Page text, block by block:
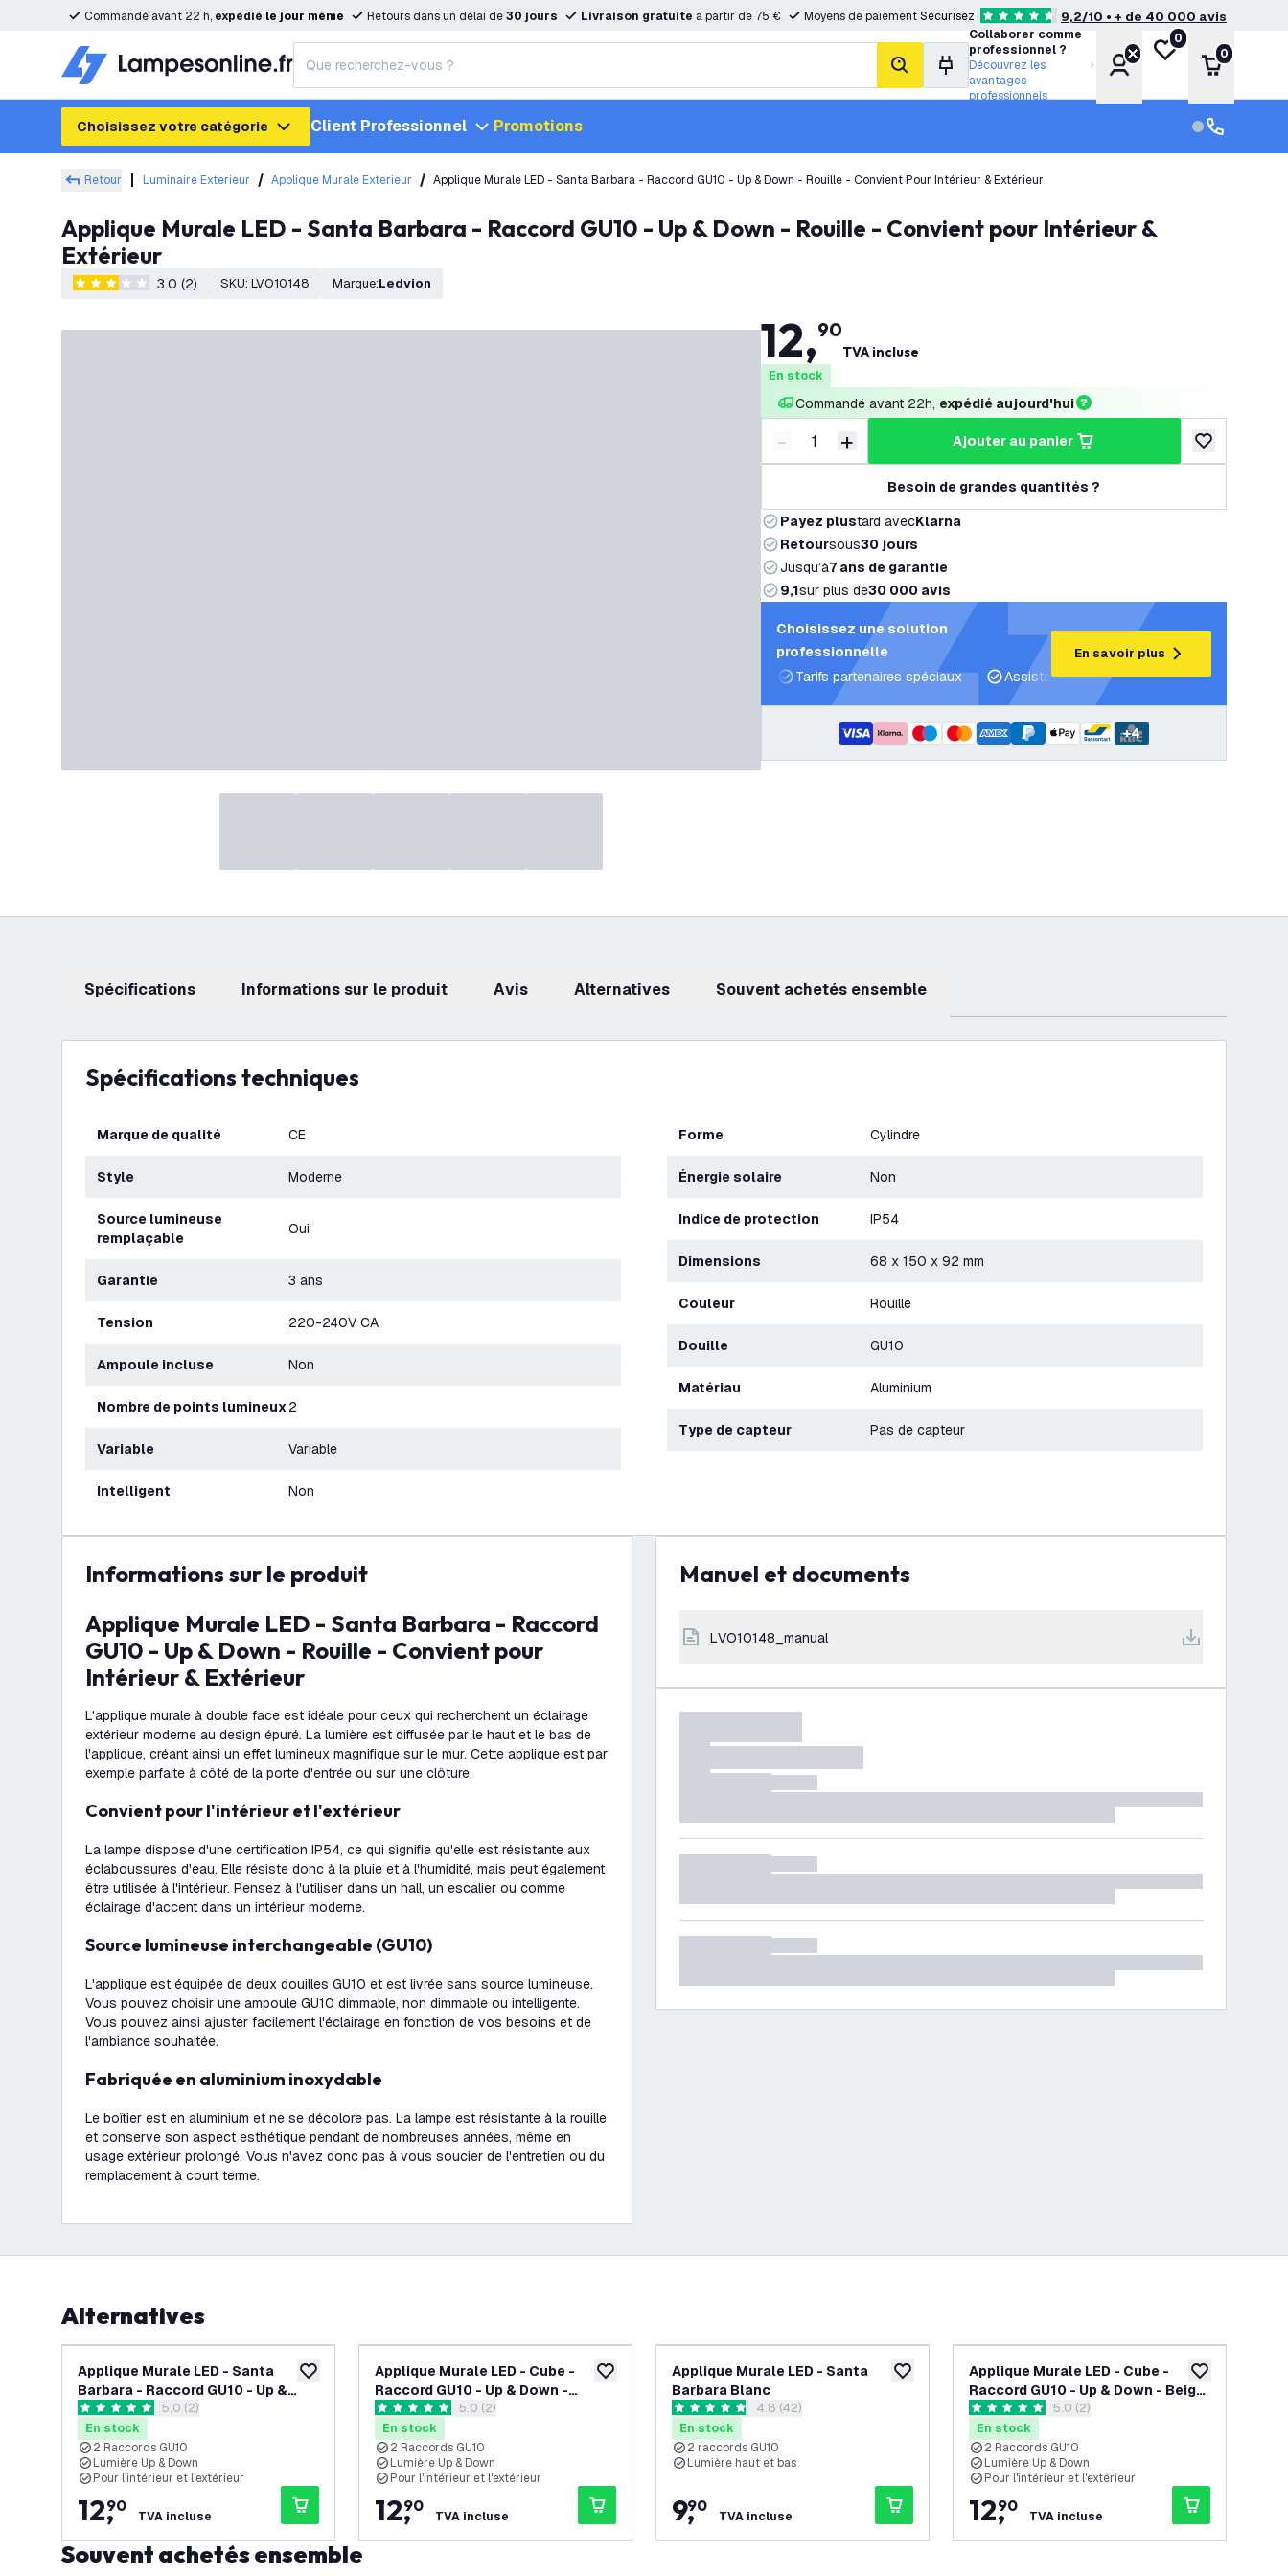
Commandé avant 22 h, expédié le jour même Retours dans un délai de30 jours Livraison gratuite à partir de 75 € Moyens de paiementSécurisez 4.6 étoiles de notation9,2/10 • + de 40 000 avis
rechercher
Collaborer comme
professionnel ?
Découvrez les
avantages
professionnels
Compte
Ma liste de
0
Panier
0
Choisissez votre catégorie Client Professionnel Promotions Service
Service client
Retour Luminaire Exterieur Applique Murale Exterieur Applique Murale LED - Santa Barbara - Raccord GU10 - Up & Down - Rouille - Convient Pour Intérieur & Extérieur
Applique Murale LED - Santa Barbara - Raccord GU10 - Up & Down - Rouille - Convient pour Intérieur &
Extérieur
3 étoiles de notation
3.0 (2) SKU: LVO10148 Marque: Ledvion
12,90
TVA incluse
En stock
Commandé avant 22h, expédié aujourd'hui
Diminuer la quantité
- Augmenter la quantité
+ ajouter au panier
ajouter à la
Besoin de grandes quantités ?
Payez plustard avecKlarna
Retoursous30 jours
Jusqu’à7 ans de garantie
9,1sur plus de30 000 avis
Choisissez une solution
professionnelle
Tarifs partenaires spéciaux
Assistance projet et plans d’éclairage
En savoir plus
+4
Spécifications Informations sur le produit avis Alternatives Souvent achetés ensemble
Spécifications techniques
Marque de qualité CE
Style Moderne
Source lumineuse
remplaçable
Oui
Garantie 3 ans
Tension 220-240V CA
Ampoule incluse Non
Nombre de points lumineux2
Variable Variable
Intelligent Non
Forme Cylindre
Énergie solaire Non
Indice de protection IP54
Dimensions 68 x 150 x 92 mm
Couleur Rouille
Douille GU10
Matériau Aluminium
Type de capteur Pas de capteur
Informations sur le produit
Applique Murale LED - Santa Barbara - Raccord
GU10 - Up & Down - Rouille - Convient pour
Intérieur & Extérieur
L'applique murale à double face est idéale pour ceux qui recherchent un éclairage
extérieur moderne au design épuré. La lumière est diffusée par le haut et le bas de
l'applique, créant ainsi un effet lumineux magnifique sur le mur. Cette applique est par
exemple parfaite à côté de la porte d'entrée ou sur une clôture.
Convient pour l'intérieur et l'extérieur
La lampe dispose d'une certification IP54, ce qui signifie qu'elle est résistante aux
éclaboussures d'eau. Elle résiste donc à la pluie et à l'humidité, mais peut également
être utilisée à l'intérieur. Pensez à l'utiliser dans un hall, un escalier ou comme
éclairage d'accent dans un intérieur moderne.
Source lumineuse interchangeable (GU10)
L'applique est équipée de deux douilles GU10 et est livrée sans source lumineuse.
Vous pouvez choisir une ampoule GU10 dimmable, non dimmable ou intelligente.
Vous pouvez ainsi ajuster facilement l'éclairage en fonction de vos besoins et de
l'ambiance souhaitée.
Fabriquée en aluminium inoxydable
Le boîtier est en aluminium et ne se décolore pas. La lampe est résistante à la rouille
et conserve son aspect esthétique pendant de nombreuses années, même en
usage extérieur prolongé. Vous n'avez donc pas à vous soucier de l'entretien ou du
remplacement à court terme.
Manuel et documents
LVO10148_manual
Alternatives
ajouter à la liste de souhaits
Applique Murale LED - Santa
Barbara - Raccord GU10 - Up &
Down - Beige - Convient pour
Intérieur & Extérieur
ouvrir le tiroir des avis
5 étoiles de notation
5.0 (2)
En stock
2 Raccords GU10
Lumière Up & Down
Pour l'intérieur et l'extérieur
12,
90
TVA incluse
ajouter à la liste de souhaits
Applique Murale LED - Cube -
Raccord GU10 - Up & Down -
Rouille - Convient pour Intérieur &
Extérieur
ouvrir le tiroir des avis
5 étoiles de notation
5.0 (2)
En stock
2 Raccords GU10
Lumière Up & Down
Pour l'intérieur et l'extérieur
12,
90
TVA incluse
ajouter à la liste de souhaits
Applique Murale LED - Santa
Barbara Blanc
ouvrir le tiroir des avis
4.8 étoiles de notation
4.8 (42)
En stock
2 raccords GU10
Lumière haut et bas
9,
90
TVA incluse
ajouter à la
Applique Murale LED - Cube -
Raccord GU10 - Up & Down - Beige
- Convient pour Intérieur &
Extérieur
ouvrir le tiroir des avis
5 étoiles de notation
5.0 (2)
En stock
2 Raccords GU10
Lumière Up & Down
Pour l'intérieur et l'extérieur
12,
90
TVA incluse
Souvent achetés ensemble